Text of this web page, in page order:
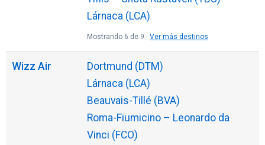
Lárnaca (LCA)
Mostrando 6 de 9 · Ver más destinos
Wizz Air
Dortmund (DTM)
Lárnaca (LCA)
Beauvais-Tillé (BVA)
Roma-Fiumicino – Leonardo da
Vinci (FCO)